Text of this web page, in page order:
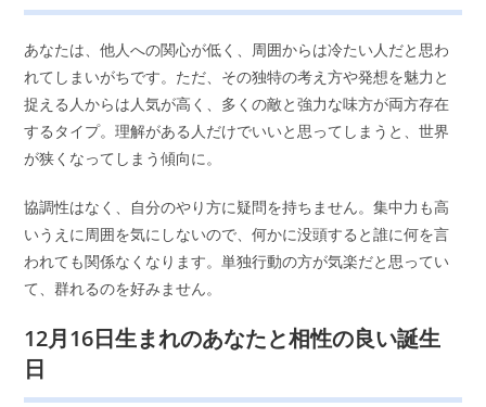
あなたは、他人への関心が低く、周囲からは冷たい人だと思わ
れてしまいがちです。ただ、その独特の考え方や発想を魅力と
捉える人からは人気が高く、多くの敵と強力な味方が両方存在
するタイプ。理解がある人だけでいいと思ってしまうと、世界
が狭くなってしまう傾向に。
協調性はなく、自分のやり方に疑問を持ちません。集中力も高
いうえに周囲を気にしないので、何かに没頭すると誰に何を言
われても関係なくなります。単独行動の方が気楽だと思ってい
て、群れるのを好みません。
12月16日生まれのあなたと相性の良い誕生
日